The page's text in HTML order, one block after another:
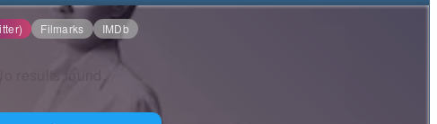
Filmarks IMDb